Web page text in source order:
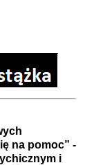
na pomoc” -
i